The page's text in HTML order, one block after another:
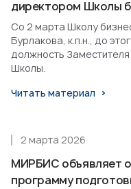
директором Школы
Со 2 марта Школу
Бурлакова, к.п.н., до
должность
Школы.
Читать материал
МИРБИС объявляет
программу
2 марта 2026